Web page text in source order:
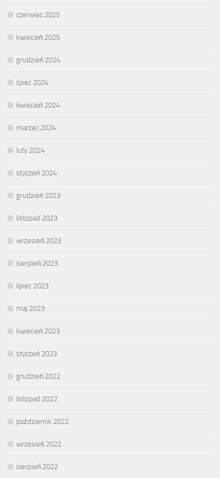
czerwiec 2025
kwiecień 2025
grudzień 2024
lipiec 2024
kwiecień 2024
marzec 2024
luty 2024
styczeń 2024
grudzień 2023
listopad 2023
wrzesień 2023
sierpień 2023
lipiec 2023
maj 2023
kwiecień 2023
styczeń 2023
grudzień 2022
listopad 2022
październik 2022
wrzesień 2022
sierpień 2022